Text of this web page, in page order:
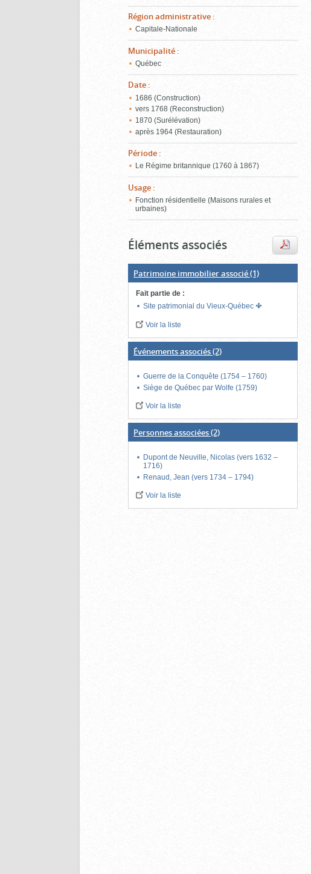
Région administrative :
Capitale-Nationale
Municipalité :
Québec
Date :
1686 (Construction)
vers 1768 (Reconstruction)
1870 (Surélévation)
après 1964 (Restauration)
Période :
Le Régime britannique (1760 à 1867)
Usage :
Fonction résidentielle (Maisons rurales et
urbaines)
Éléments associés
Patrimoine immobilier associé(1)
Fait partie de :
Site patrimonial du Vieux-Québec
Voir la liste
Événements associés(2)
Guerre de la Conquête (1754 – 1760)
Siège de Québec par Wolfe (1759)
Voir la liste
Personnes associées(2)
Dupont de Neuville, Nicolas (vers 1632 –
1716)
Renaud, Jean (vers 1734 – 1794)
Voir la liste